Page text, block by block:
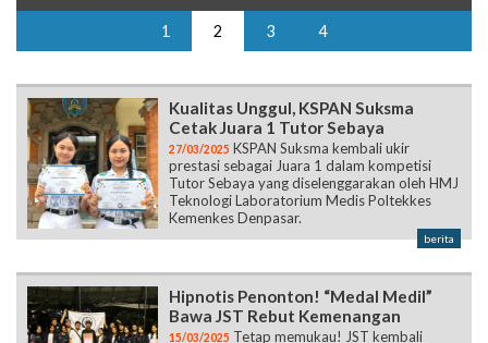
Kualitas Unggul, KSPAN Suksma
Cetak Juara 1 Tutor Sebaya
prestasi sebagai Juara 1 dalam kompetisi
Tutor Sebaya yang diselenggarakan oleh HMJ
Teknologi Laboratorium Medis Poltekkes
Kemenkes Denpasar.
berita
Hipnotis Penonton! “Medal Medil”
Bawa JST Rebut Kemenangan
sabet Juara 1 dalam ajang Lomba Drama
Modern Bulan Bahasa Bali 2025 dengan judul
“Medal Medil” yang diselenggarakan oleh
Dinas Kebudayaan Bali, Denpasar.